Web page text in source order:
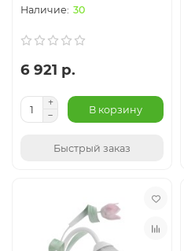
30
6 921 р.
В корзину
Быстрый заказ